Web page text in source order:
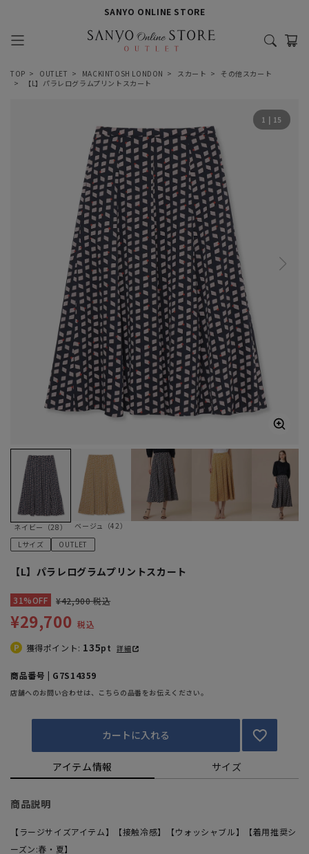
SANYO ONLINE STORE
TOP OUTLET MACKINTOSH LONDON スカート
その他スカート
【L】パラレログラムプリントスカート
1 | 15
ネイビー（28）
ベージュ（42）
Lサイズ
OUTLET
【L】パラレログラムプリントスカート
31%OFF ¥42,900 税込
¥29,700 税込
獲得ポイント: 135pt 詳細
商品番号 | G7S14359
店舗へのお問い合わせは、こちらの品番をお伝えください。
カートに入れる
アイテム情報 サイズ
商品説明
【ラージサイズアイテム】【接触冷感】【ウォッシャブル】【着用推奨シ
ーズン:春・夏】